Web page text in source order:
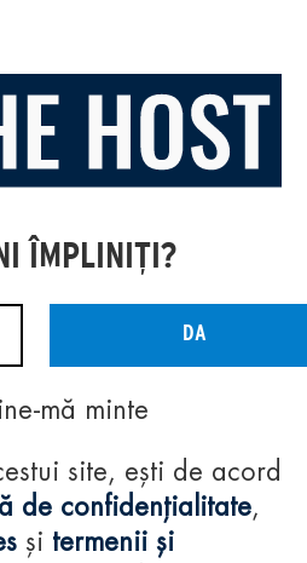
ÎMPLINIȚI?
DA
mă minte
site, ești de acord
de confidențialitate,
și termenii și